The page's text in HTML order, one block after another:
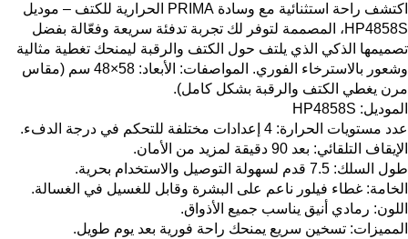
اكتشف راحة استثنائية مع وسادة PRIMA الحرارية للكتف – موديل
HP4858S، المصممة لتوفر لك تجربة تدفئة سريعة وفعّالة بفضل
تصميمها الذكي الذي يلتف حول الكتف والرقبة ليمنحك تغطية مثالية
وشعور بالاسترخاء الفوري. المواصفات: الأبعاد: ‎48×58 سم (مقاس
مرن يغطي الكتف والرقبة بشكل كامل).
الموديل: HP4858S
عدد مستويات الحرارة: 4 إعدادات مختلفة للتحكم في درجة الدفء.
الإيقاف التلقائي: بعد ‎90 دقيقة لمزيد من الأمان.
طول السلك: ‎7.5 قدم لسهولة التوصيل والاستخدام بحرية.
الخامة: غطاء فيلور ناعم على البشرة وقابل للغسيل في الغسالة.
اللون: رمادي أنيق يناسب جميع الأذواق.
المميزات: تسخين سريع يمنحك راحة فورية بعد يوم طويل.